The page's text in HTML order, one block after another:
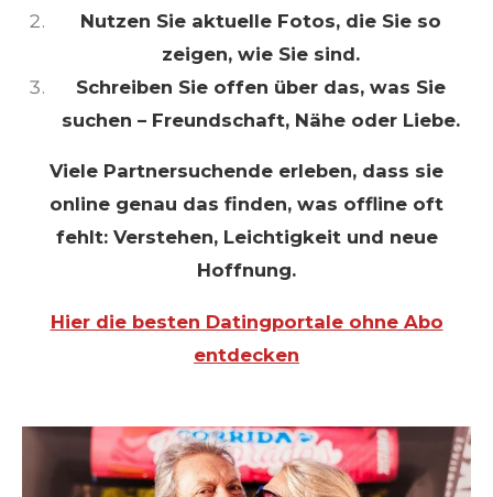
Nutzen Sie aktuelle Fotos, die Sie so
zeigen, wie Sie sind.
Schreiben Sie offen über das, was Sie
suchen – Freundschaft, Nähe oder Liebe.
Viele Partnersuchende erleben, dass sie
online genau das finden, was offline oft
fehlt: Verstehen, Leichtigkeit und neue
Hoffnung.
Hier die besten Datingportale ohne Abo
entdecken